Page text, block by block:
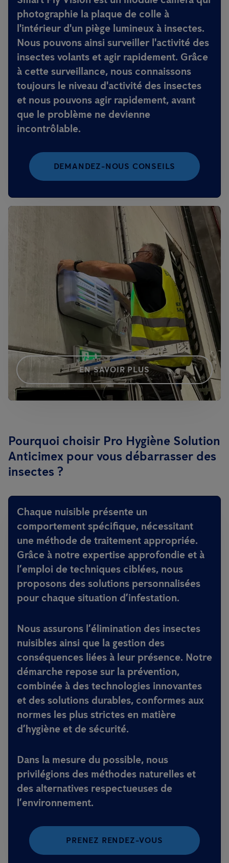
photographie la plaque de colle à
l'intérieur d'un piège lumineux à insectes.
Nous pouvons ainsi surveiller l'activité des
insectes volants et agir rapidement. Grâce
à cette surveillance, nous connaissons
toujours le niveau d'activité des insectes
et nous pouvons agir rapidement, avant
que le problème ne devienne
incontrôlable.
DEMANDEZ-NOUS CONSEILS
EN SAVOIR PLUS
Pourquoi choisir Pro Hygiène Solution
Anticimex pour vous débarrasser des
insectes ?
Chaque nuisible présente un
comportement spécifique, nécessitant
une méthode de traitement appropriée.
Grâce à notre expertise approfondie et à
l’emploi de techniques ciblées, nous
proposons des solutions personnalisées
pour chaque situation d’infestation.
Nous assurons l’élimination des insectes
nuisibles ainsi que la gestion des
conséquences liées à leur présence. Notre
démarche repose sur la prévention,
combinée à des technologies innovantes
et des solutions durables, conformes aux
normes les plus strictes en matière
d’hygiène et de sécurité.
Dans la mesure du possible, nous
privilégions des méthodes naturelles et
des alternatives respectueuses de
l’environnement.
PRENEZ RENDEZ-VOUS